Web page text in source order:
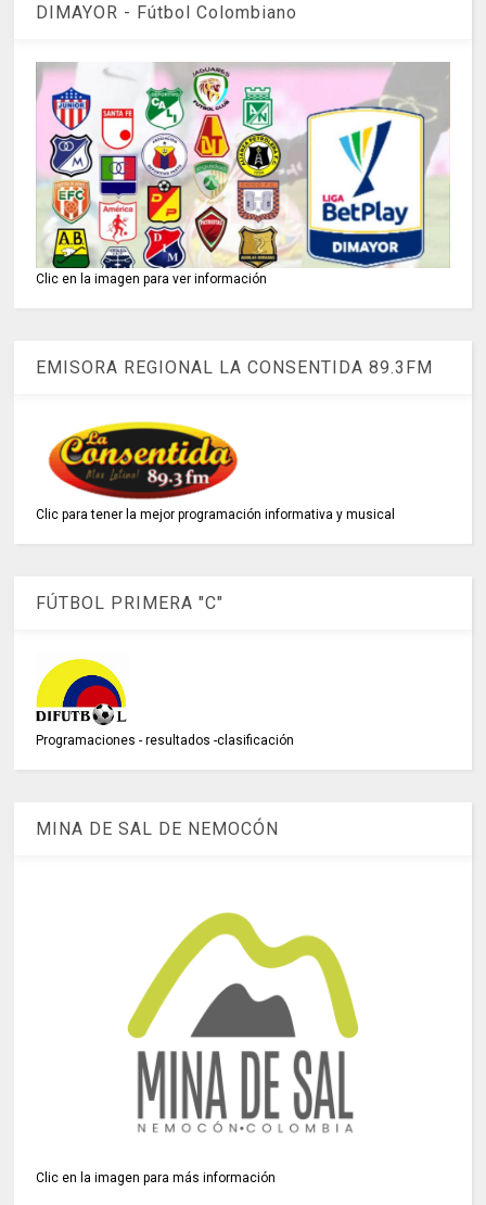
DIMAYOR - Fútbol Colombiano
Clic en la imagen para ver información
EMISORA REGIONAL LA CONSENTIDA 89.3FM
Clic para tener la mejor programación informativa y musical
FÚTBOL PRIMERA "C"
Programaciones - resultados -clasificación
MINA DE SAL DE NEMOCÓN
Clic en la imagen para más información